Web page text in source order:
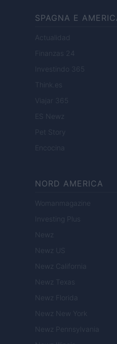
SPAGNA E
Actualidad
Finanzas 24
Investindo 365
Think.es
Viajar 365
ES Newz
Pet Story
Encocina
NORD AMERICA
Womanmagazine
Investing Plus
Newz
Newz US
Newz California
Newz Texas
Newz Florida
Newz New York
Newz Pennsylvania